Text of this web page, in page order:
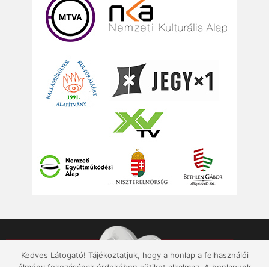
Kedves Látogató! Tájékoztatjuk, hogy a honlap a felhasználói